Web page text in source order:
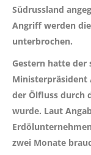
Südrussland
Angriff werden
unterbrochen.
Gestern hatte der
Ministerpräsident
der Ölfluss durch
wurde. Laut
zwei Monate